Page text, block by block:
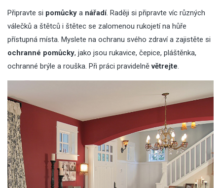
Připravte si pomůcky a nářadí. Raději si připravte víc různých
válečků a štětců i štětec se zalomenou rukojetí na hůře
přístupná místa. Myslete na ochranu svého zdraví a zajistěte si
ochranné pomůcky, jako jsou rukavice, čepice, pláštěnka,
ochranné brýle a rouška. Při práci pravidelněvětrejte.